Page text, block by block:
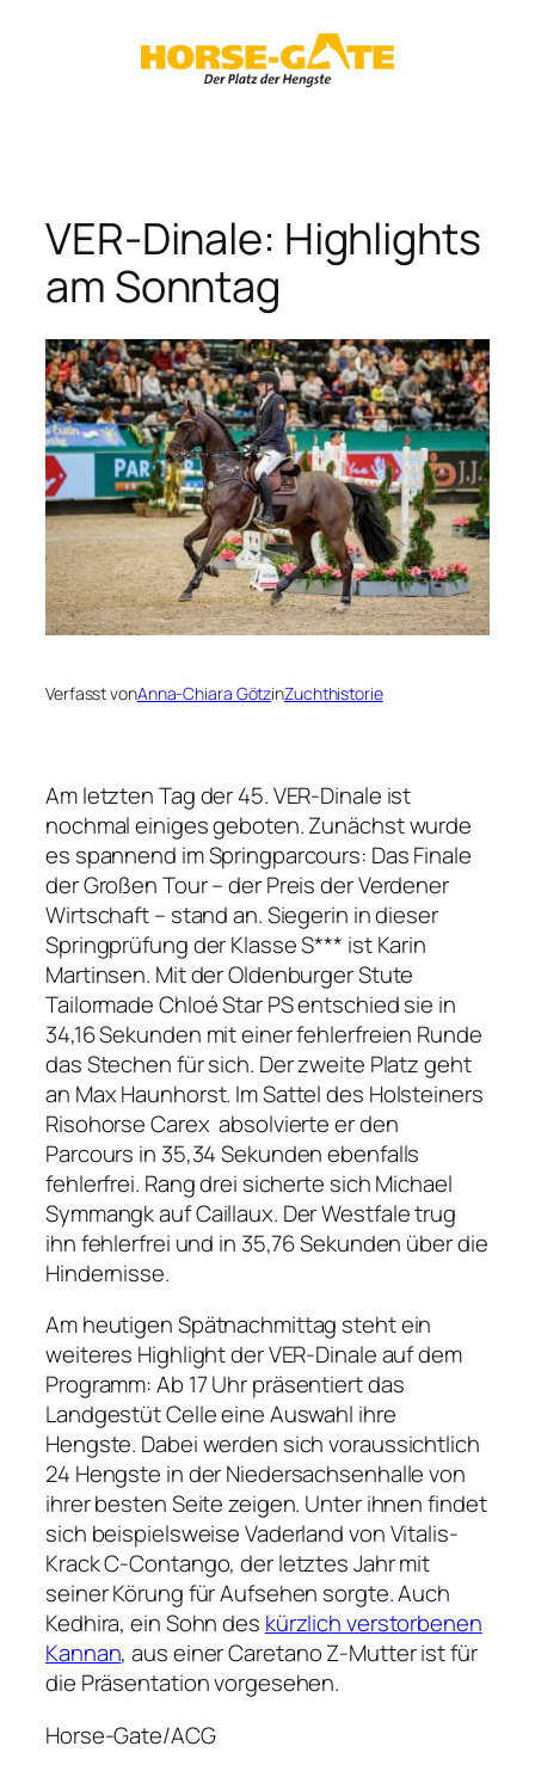
VER-Dinale: Highlights
am Sonntag
Verfasst vonAnna-Chiara GötzinZuchthistorie
Am letzten Tag der 45. VER-Dinale ist
nochmal einiges geboten. Zunächst wurde
es spannend im Springparcours: Das Finale
der Großen Tour – der Preis der Verdener
Wirtschaft – stand an. Siegerin in dieser
Springprüfung der Klasse S*** ist Karin
Martinsen. Mit der Oldenburger Stute
Tailormade Chloé Star PS entschied sie in
34,16 Sekunden mit einer fehlerfreien Runde
das Stechen für sich. Der zweite Platz geht
an Max Haunhorst. Im Sattel des Holsteiners
Risohorse Carex absolvierte er den
Parcours in 35,34 Sekunden ebenfalls
fehlerfrei. Rang drei sicherte sich Michael
Symmangk auf Caillaux. Der Westfale trug
ihn fehlerfrei und in 35,76 Sekunden über die
Hindernisse.
Am heutigen Spätnachmittag steht ein
weiteres Highlight der VER-Dinale auf dem
Programm: Ab 17 Uhr präsentiert das
Landgestüt Celle eine Auswahl ihre
Hengste. Dabei werden sich voraussichtlich
24 Hengste in der Niedersachsenhalle von
ihrer besten Seite zeigen. Unter ihnen findet
sich beispielsweise Vaderland von Vitalis-
Krack C-Contango, der letztes Jahr mit
seiner Körung für Aufsehen sorgte. Auch
Kedhira, ein Sohn des kürzlich verstorbenen
Kannan, aus einer Caretano Z-Mutter ist für
die Präsentation vorgesehen.
Horse-Gate/ACG